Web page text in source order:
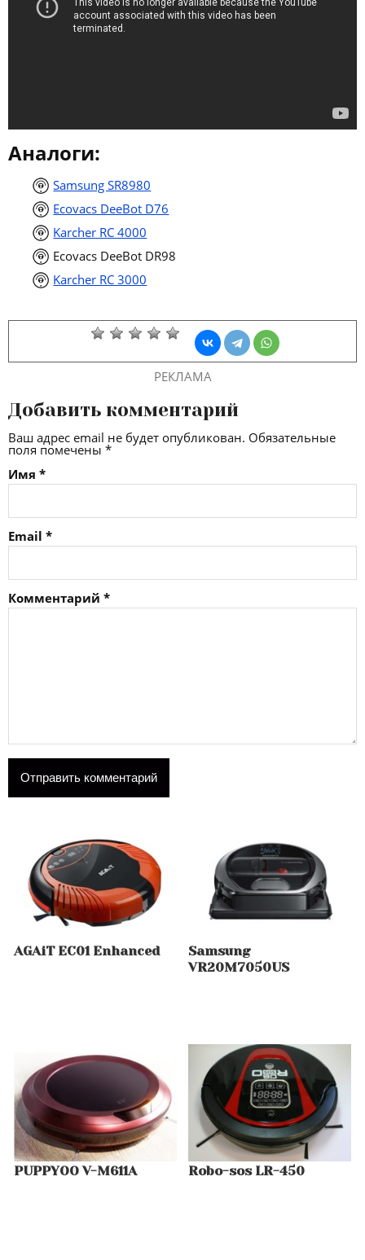
Аналоги:
Samsung SR8980
Ecovacs DeeBot D76
Karcher RC 4000
Ecovacs DeeBot DR98
Karcher RC 3000
РЕКЛАМА
Добавить комментарий
Ваш адрес email не будет опубликован. Обязательные
поля помечены *
Имя *
Email *
Комментарий *
AGAiT EC01 Enhanced
Samsung
VR20M7050US
PUPPYOO V-M611A Robo-sos LR-450